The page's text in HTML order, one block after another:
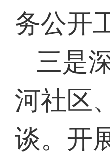
务公开
三是
河社区
谈。开